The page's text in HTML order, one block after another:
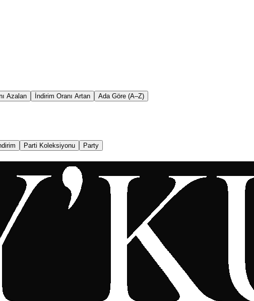
Azalan İndirim Oranı Artan Ada Göre (A–Z)
Parti Koleksiyonu
Party